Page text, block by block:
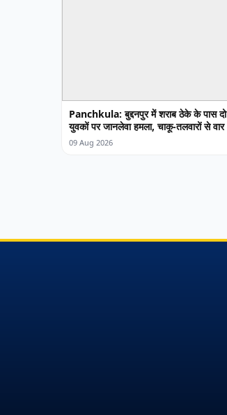
Panchkula: बुद्दनपुर में शराब ठेके के पास दो
युवकों पर जानलेवा हमला, चाकू-तलवारों से वार
09 Aug 2026